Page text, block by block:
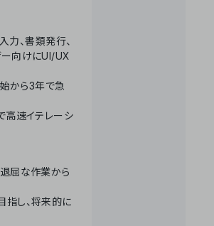
力、書類発行、
ー向けにUI/UX
から3年で急
高速イテレーシ
屈な作業から
し、将来的に